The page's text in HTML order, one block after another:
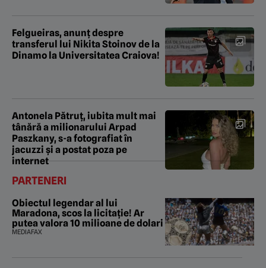
Felgueiras, anunț despre
transferul lui Nikita Stoinov de la
Dinamo la Universitatea Craiova!
Antonela Pătruț, iubita mult mai
tânără a milionarului Arpad
Paszkany, s-a fotografiat în
jacuzzi şi a postat poza pe
internet
PARTENERI
Obiectul legendar al lui
Maradona, scos la licitație! Ar
putea valora 10 milioane de dolari
MEDIAFAX